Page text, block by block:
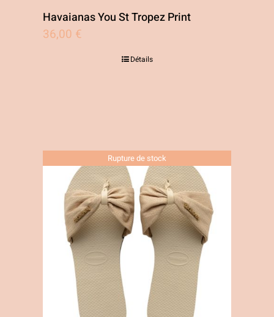
Havaianas You St Tropez Print
36,00 €
Détails
Rupture de stock